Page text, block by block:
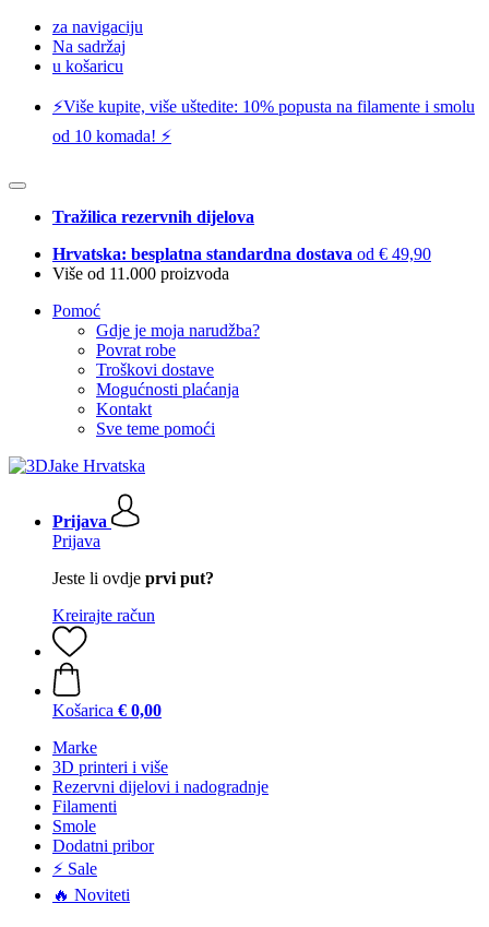
za navigaciju
Na sadržaj
u košaricu
⚡️Više kupite, više uštedite: 10% popusta na filamente i smolu
od 10 komada! ⚡️
Tražilica rezervnih dijelova
Hrvatska: besplatna standardna dostava od € 49,90
Više od 11.000 proizvoda
Pomoć
Gdje je moja narudžba?
Povrat robe
Troškovi dostave
Mogućnosti plaćanja
Kontakt
Sve teme pomoći
Prijava
Prijava
Jeste li ovdje prvi put?
Kreirajte račun
Košarica € 0,00
Marke
3D printeri i više
Rezervni dijelovi i nadogradnje
Filamenti
Smole
Dodatni pribor
⚡ Sale
🔥 Noviteti